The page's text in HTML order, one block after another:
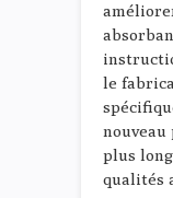
le
plus
qualités